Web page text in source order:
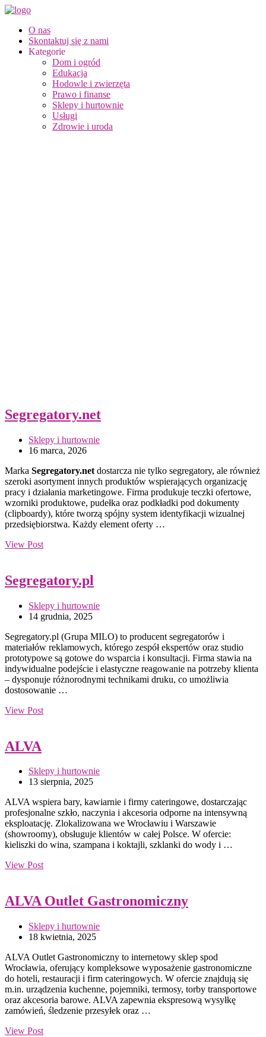
O nas
Skontaktuj się z nami
Kategorie
Dom i ogród
Edukacja
Hodowle i zwierzęta
Prawo i finanse
Sklepy i hurtownie
Usługi
Zdrowie i uroda
Segregatory.net
Sklepy i hurtownie
16 marca, 2026
Marka Segregatory.net dostarcza nie tylko segregatory, ale również
szeroki asortyment innych produktów wspierających organizację
pracy i działania marketingowe. Firma produkuje teczki ofertowe,
wzorniki produktowe, pudełka oraz podkładki pod dokumenty
(clipboardy), które tworzą spójny system identyfikacji wizualnej
przedsiębiorstwa. Każdy element oferty …
View Post
Segregatory.pl
Sklepy i hurtownie
14 grudnia, 2025
Segregatory.pl (Grupa MILO) to producent segregatorów i
materiałów reklamowych, którego zespół ekspertów oraz studio
prototypowe są gotowe do wsparcia i konsultacji. Firma stawia na
indywidualne podejście i elastyczne reagowanie na potrzeby klienta
– dysponuje różnorodnymi technikami druku, co umożliwia
dostosowanie …
View Post
ALVA
Sklepy i hurtownie
13 sierpnia, 2025
ALVA wspiera bary, kawiarnie i firmy cateringowe, dostarczając
profesjonalne szkło, naczynia i akcesoria odporne na intensywną
eksploatację. Zlokalizowana we Wrocławiu i Warszawie
(showroomy), obsługuje klientów w całej Polsce. W ofercie:
kieliszki do wina, szampana i koktajli, szklanki do wody i …
View Post
ALVA Outlet Gastronomiczny
Sklepy i hurtownie
18 kwietnia, 2025
ALVA Outlet Gastronomiczny to internetowy sklep spod
Wrocławia, oferujący kompleksowe wyposażenie gastronomiczne
do hoteli, restauracji i firm cateringowych. W ofercie znajdują się
m.in. urządzenia kuchenne, pojemniki, termosy, torby transportowe
oraz akcesoria barowe. ALVA zapewnia ekspresową wysyłkę
zamówień, śledzenie przesyłek oraz …
View Post